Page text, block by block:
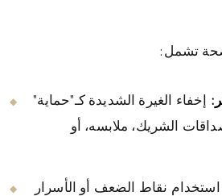
تشمل:
إخفاء الغيرة الشديدة كـ"حماية"
الشريك، ملابسه، أو
نقاط الضعف أو الأسرار